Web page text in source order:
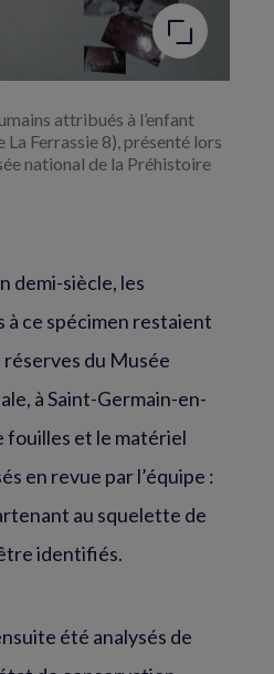
attribués à l’enfant
Ferrassie 8), présenté lors
national de la Préhistoire
demi-siècle, les
à ce spécimen restaient
du Musée
à Saint-Germain-en-
fouilles et le matériel
en revue par l’équipe :
au squelette de
identifiés.
été analysés de